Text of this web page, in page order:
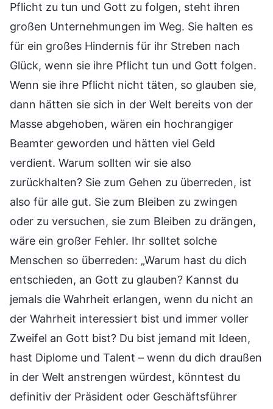
Pflicht zu tun und Gott zu folgen, steht ihren
großen Unternehmungen im Weg. Sie halten es
für ein großes Hindernis für ihr Streben nach
Glück, wenn sie ihre Pflicht tun und Gott folgen.
Wenn sie ihre Pflicht nicht täten, so glauben sie,
dann hätten sie sich in der Welt bereits von der
Masse abgehoben, wären ein hochrangiger
Beamter geworden und hätten viel Geld
verdient. Warum sollten wir sie also
zurückhalten? Sie zum Gehen zu überreden, ist
also für alle gut. Sie zum Bleiben zu zwingen
oder zu versuchen, sie zum Bleiben zu drängen,
wäre ein großer Fehler. Ihr solltet solche
Menschen so überreden: „Warum hast du dich
entschieden, an Gott zu glauben? Kannst du
jemals die Wahrheit erlangen, wenn du nicht an
der Wahrheit interessiert bist und immer voller
Zweifel an Gott bist? Du bist jemand mit Ideen,
hast Diplome und Talent – wenn du dich draußen
in der Welt anstrengen würdest, könntest du
definitiv der Präsident oder Geschäftsführer